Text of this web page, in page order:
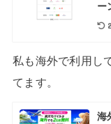
ー
私も海外で利用し
てます。
海